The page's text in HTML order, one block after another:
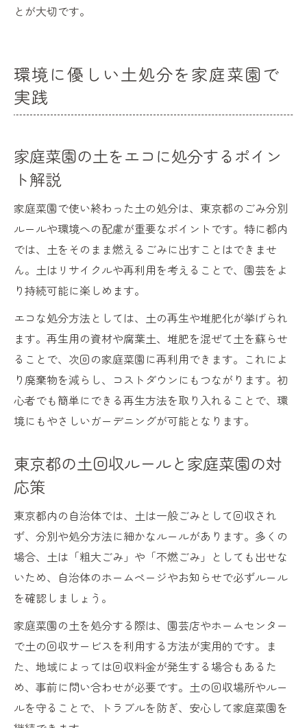
とが大切です。
環境に優しい土処分を家庭菜園で
実践
家庭菜園の土をエコに処分するポイン
ト解説
家庭菜園で使い終わった土の処分は、東京都のごみ分別
ルールや環境への配慮が重要なポイントです。特に都内
では、土をそのまま燃えるごみに出すことはできませ
ん。土はリサイクルや再利用を考えることで、園芸をよ
り持続可能に楽しめます。
エコな処分方法としては、土の再生や堆肥化が挙げられ
ます。再生用の資材や腐葉土、堆肥を混ぜて土を蘇らせ
ることで、次回の家庭菜園に再利用できます。これによ
り廃棄物を減らし、コストダウンにもつながります。初
心者でも簡単にできる再生方法を取り入れることで、環
境にもやさしいガーデニングが可能となります。
東京都の土回収ルールと家庭菜園の対
応策
東京都内の自治体では、土は一般ごみとして回収され
ず、分別や処分方法に細かなルールがあります。多くの
場合、土は「粗大ごみ」や「不燃ごみ」としても出せな
いため、自治体のホームページやお知らせで必ずルール
を確認しましょう。
家庭菜園の土を処分する際は、園芸店やホームセンター
で土の回収サービスを利用する方法が実用的です。ま
た、地域によっては回収料金が発生する場合もあるた
め、事前に問い合わせが必要です。土の回収場所やルー
ルを守ることで、トラブルを防ぎ、安心して家庭菜園を